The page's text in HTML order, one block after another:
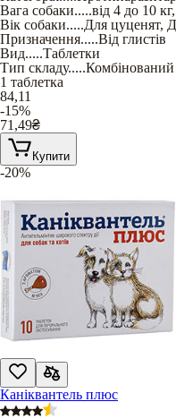
Вага собаки.....від 4 до 10 кг,
Вік собаки.....Для цуценят,
Призначення.....Від глистів
Вид.....Таблетки
Тип складу.....Комбінований
1 таблетка
84,11
-15%
71,49₴
Купити
-20%
Каніквантель плюс